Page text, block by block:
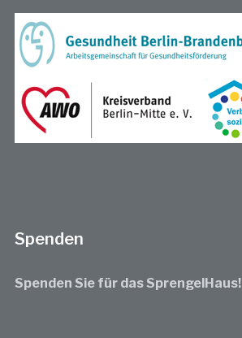
Spenden
Spenden Sie für das SprengelHaus!